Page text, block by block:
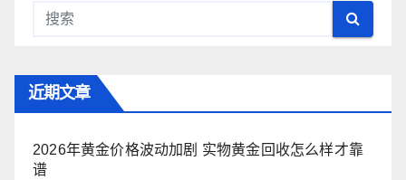
近期文章
2026年黄金价格波动加剧 实物黄金回收怎么样才靠
谱